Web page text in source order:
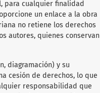
para cualquier finalidad
un enlace a la obra
no retiene los derechos
autores, quienes conservan
diagramación) y su
cesión de derechos, lo que
responsabilidad que